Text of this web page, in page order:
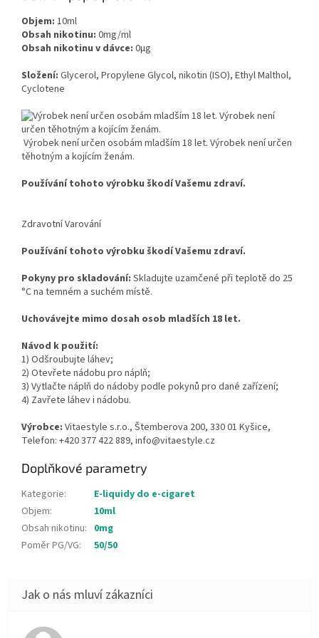
Objem: 10ml
Obsah nikotinu: 0mg/ml
Obsah nikotinu v dávce: 0μg
Složení: Glycerol, Propylene Glycol, nikotin (ISO), Ethyl Malthol,
Cyclotene
Výrobek není určen osobám mladším 18 let. Výrobek není určen
těhotným a kojícím ženám.
Používání tohoto výrobku škodí Vašemu zdraví.
Zdravotní Varování
Používání tohoto výrobku škodí Vašemu zdraví.
Pokyny pro skladování: Skladujte uzamčené při teplotě do 25
°C na temném a suchém místě.
Uchovávejte mimo dosah osob mladších 18 let.
Návod k použití:
1) Odšroubujte láhev;
2) Otevřete nádobu pro náplň;
3) Vytlačte náplň do nádoby podle pokynů pro dané zařízení;
4) Zavřete láhev i nádobu.
Výrobce: Vitaestyle s.r.o., Štemberova 200, 330 01 Kyšice,
Telefon: +420 377 422 889, info@vitaestyle.cz
Doplňkové parametry
Kategorie:
E-liquidy do e-cigaret
Objem:
10ml
Obsah nikotinu: 0mg
Poměr PG/VG: 50/50